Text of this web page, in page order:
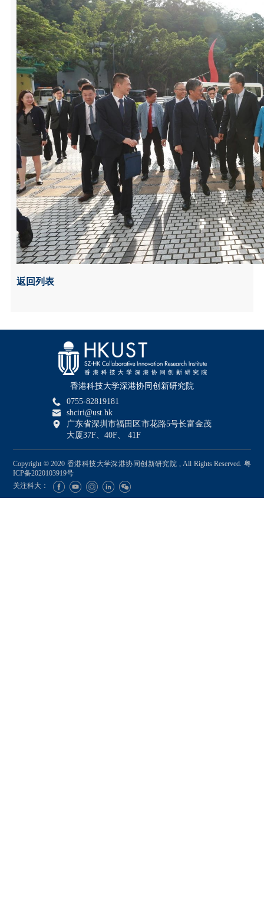
返回列表
香港科技大学深港协同创新研究院
0755-82819181
shciri@ust.hk
广东省深圳市福田区市花路5号长富金茂
大厦37F、40F、 41F
Copyright © 2020 香港科技大学深港协同创新研究院 , All Rights Reserved. 粤
ICP备2020103919号
关注科大：